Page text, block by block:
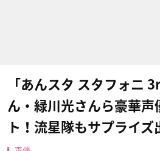
「あんスタ スタフォニ
ん・緑川光さんら豪華声
ト！流星隊もサプライズ